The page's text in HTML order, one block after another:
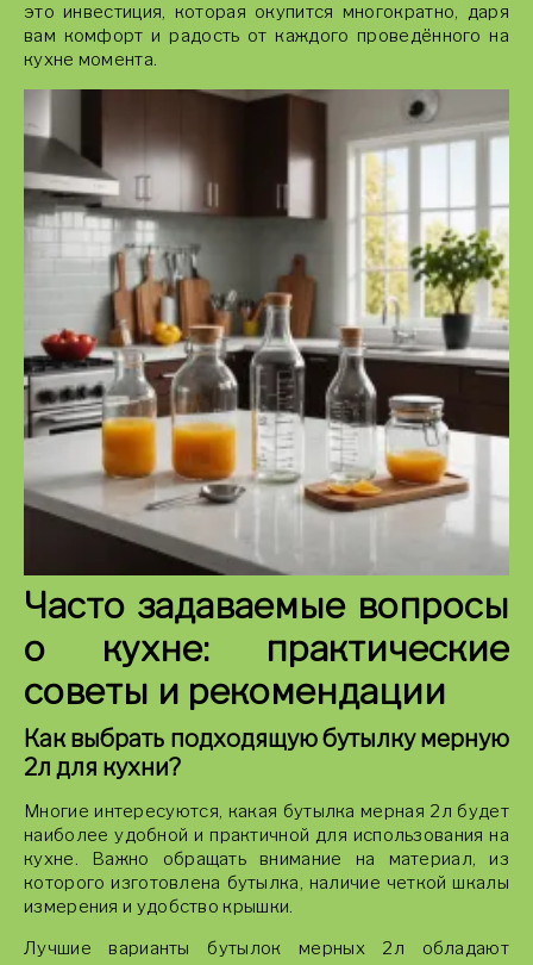
это инвестиция, которая окупится многократно, даря
вам комфорт и радость от каждого проведённого на
кухне момента.
Часто задаваемые вопросы
о кухне: практические
советы и рекомендации
Как выбрать подходящую бутылку мерную
2л для кухни?
Многие интересуются, какая бутылка мерная 2л будет
наиболее удобной и практичной для использования на
кухне. Важно обращать внимание на материал, из
которого изготовлена бутылка, наличие четкой шкалы
измерения и удобство крышки.
Лучшие варианты бутылок мерных 2л обладают